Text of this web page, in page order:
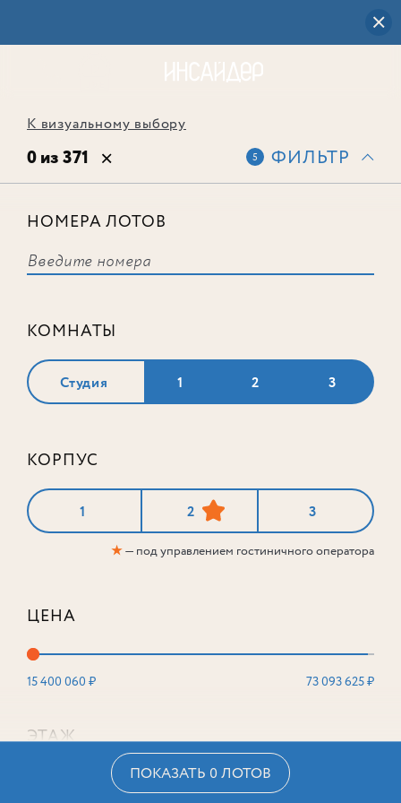
К визуальному выбору
0 из 371 5 ФИЛЬТР
НОМЕРА ЛОТОВ
КОМНАТЫ
Студия 1 2 3
КОРПУС
1 2 3
★— под управлением гостиничного оператора
ЦЕНА
15 400 060 ₽ 73 093 625 ₽
ЭТАЖ
ПОКАЗАТЬ 0 ЛОТОВ
соответствует ни одного лота